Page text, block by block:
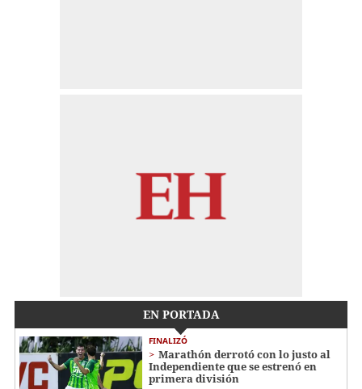
EN PORTADA
FINALIZÓ
Marathón derrotó con lo justo al
Independiente que se estrenó en
primera división